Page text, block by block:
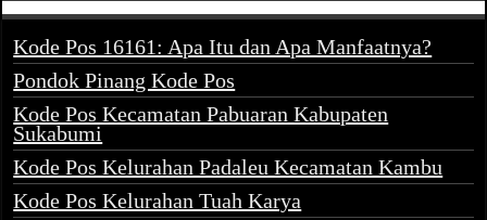
Kode Pos 16161: Apa Itu dan Apa Manfaatnya?
Pondok Pinang Kode Pos
Kode Pos Kecamatan Pabuaran Kabupaten
Sukabumi
Kode Pos Kelurahan Padaleu Kecamatan Kambu
Kode Pos Kelurahan Tuah Karya